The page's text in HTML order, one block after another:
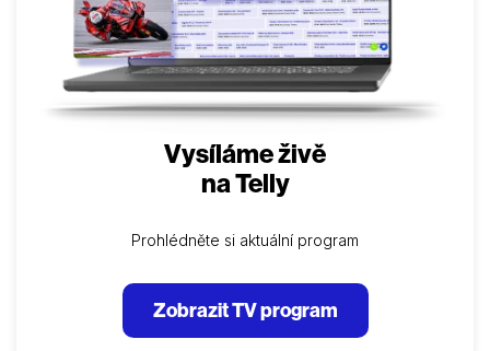
Vysíláme živě
na Telly
Prohlédněte si aktuální program
Zobrazit TV program